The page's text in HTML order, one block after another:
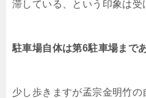
滞している、という印象は受
駐車場自体は第6駐車場まで
少し歩きますが孟宗金明竹